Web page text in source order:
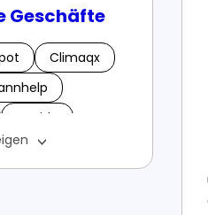
Geschäfte
Climaqx
Casida
Carsale24